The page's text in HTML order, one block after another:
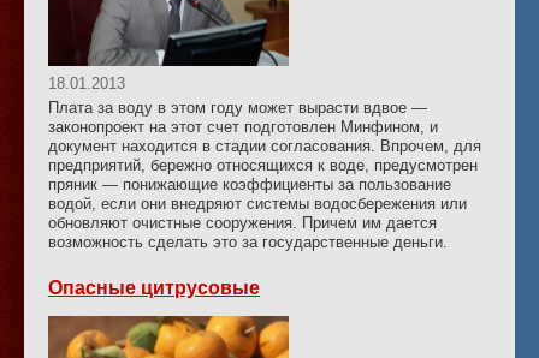
18.01.2013
Плата за воду в этом году может вырасти вдвое —
законопроект на этот счет подготовлен Минфином, и
документ находится в стадии согласования. Впрочем, для
предприятий, бережно относящихся к воде, предусмотрен
пряник — понижающие коэффициенты за пользование
водой, если они внедряют системы водосбережения или
обновляют очистные сооружения. Причем им дается
возможность сделать это за государственные деньги.
Опасные цитрусовые